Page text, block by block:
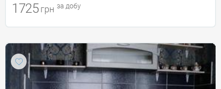
1725 грн за добу